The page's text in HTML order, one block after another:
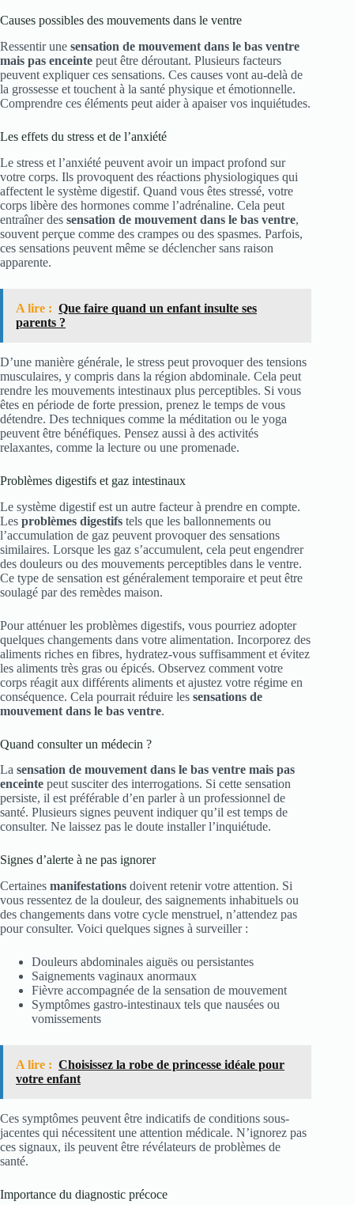
Causes possibles des mouvements dans le ventre
Ressentir une sensation de mouvement dans le bas ventre
mais pas enceinte peut être déroutant. Plusieurs facteurs
peuvent expliquer ces sensations. Ces causes vont au-delà de
la grossesse et touchent à la santé physique et émotionnelle.
Comprendre ces éléments peut aider à apaiser vos inquiétudes.
Les effets du stress et de l’anxiété
Le stress et l’anxiété peuvent avoir un impact profond sur
votre corps. Ils provoquent des réactions physiologiques qui
affectent le système digestif. Quand vous êtes stressé, votre
corps libère des hormones comme l’adrénaline. Cela peut
entraîner des sensation de mouvement dans le bas ventre,
souvent perçue comme des crampes ou des spasmes. Parfois,
ces sensations peuvent même se déclencher sans raison
apparente.
A lire : Que faire quand un enfant insulte ses
parents ?
D’une manière générale, le stress peut provoquer des tensions
musculaires, y compris dans la région abdominale. Cela peut
rendre les mouvements intestinaux plus perceptibles. Si vous
êtes en période de forte pression, prenez le temps de vous
détendre. Des techniques comme la méditation ou le yoga
peuvent être bénéfiques. Pensez aussi à des activités
relaxantes, comme la lecture ou une promenade.
Problèmes digestifs et gaz intestinaux
Le système digestif est un autre facteur à prendre en compte.
Les problèmes digestifs tels que les ballonnements ou
l’accumulation de gaz peuvent provoquer des sensations
similaires. Lorsque les gaz s’accumulent, cela peut engendrer
des douleurs ou des mouvements perceptibles dans le ventre.
Ce type de sensation est généralement temporaire et peut être
soulagé par des remèdes maison.
Pour atténuer les problèmes digestifs, vous pourriez adopter
quelques changements dans votre alimentation. Incorporez des
aliments riches en fibres, hydratez-vous suffisamment et évitez
les aliments très gras ou épicés. Observez comment votre
corps réagit aux différents aliments et ajustez votre régime en
conséquence. Cela pourrait réduire les sensations de
mouvement dans le bas ventre.
Quand consulter un médecin ?
La sensation de mouvement dans le bas ventre mais pas
enceinte peut susciter des interrogations. Si cette sensation
persiste, il est préférable d’en parler à un professionnel de
santé. Plusieurs signes peuvent indiquer qu’il est temps de
consulter. Ne laissez pas le doute installer l’inquiétude.
Signes d’alerte à ne pas ignorer
Certaines manifestations doivent retenir votre attention. Si
vous ressentez de la douleur, des saignements inhabituels ou
des changements dans votre cycle menstruel, n’attendez pas
pour consulter. Voici quelques signes à surveiller :
Douleurs abdominales aiguës ou persistantes
Saignements vaginaux anormaux
Fièvre accompagnée de la sensation de mouvement
Symptômes gastro-intestinaux tels que nausées ou
vomissements
A lire : Choisissez la robe de princesse idéale pour
votre enfant
Ces symptômes peuvent être indicatifs de conditions sous-
jacentes qui nécessitent une attention médicale. N’ignorez pas
ces signaux, ils peuvent être révélateurs de problèmes de
santé.
Importance du diagnostic précoce